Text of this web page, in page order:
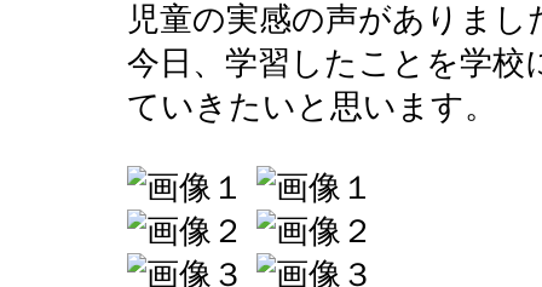
児童の実感の声がありまし
今日、学習したことを学校
ていきたいと思います。